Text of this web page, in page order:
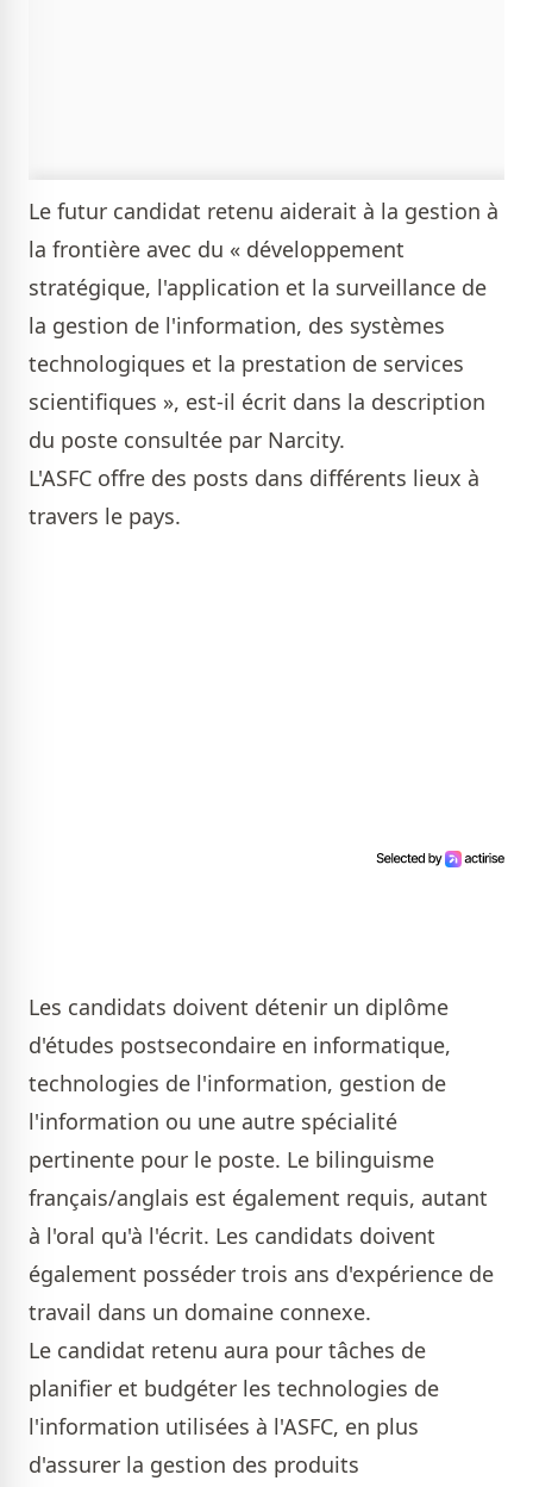
Le futur candidat retenu aiderait à la gestion à
la frontière avec du « développement
stratégique, l'application et la surveillance de
la gestion de l'information, des systèmes
technologiques et la prestation de services
scientifiques », est-il écrit dans la description
du poste consultée par Narcity.
L'ASFC offre des posts dans différents lieux à
travers le pays.
Les candidats doivent détenir un diplôme
d'études postsecondaire en informatique,
technologies de l'information, gestion de
l'information ou une autre spécialité
pertinente pour le poste. Le bilinguisme
français/anglais est également requis, autant
à l'oral qu'à l'écrit. Les candidats doivent
également posséder trois ans d'expérience de
travail dans un domaine connexe.
Le candidat retenu aura pour tâches de
planifier et budgéter les technologies de
l'information utilisées à l'ASFC, en plus
d'assurer la gestion des produits